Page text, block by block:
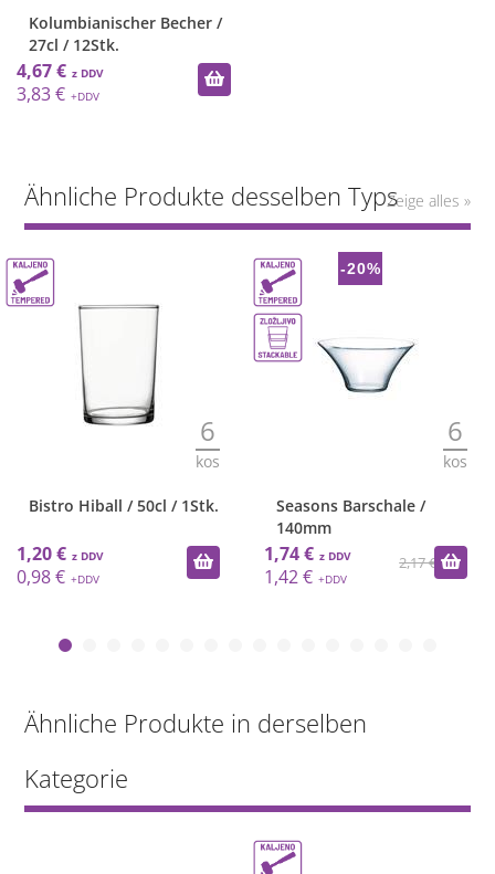
Kolumbianischer Becher /
27cl / 12Stk.
4,67 €
3,83 €
Ähnliche Produkte desselben TypsZeige alles »
6
kos
Bistro Hiball / 50cl / 1Stk.
1,20 €
0,98 €
-20%
6
kos
Seasons Barschale /
140mm
2,17 €
1,74 €
1,42 €
Ähnliche Produkte in derselben
Kategorie